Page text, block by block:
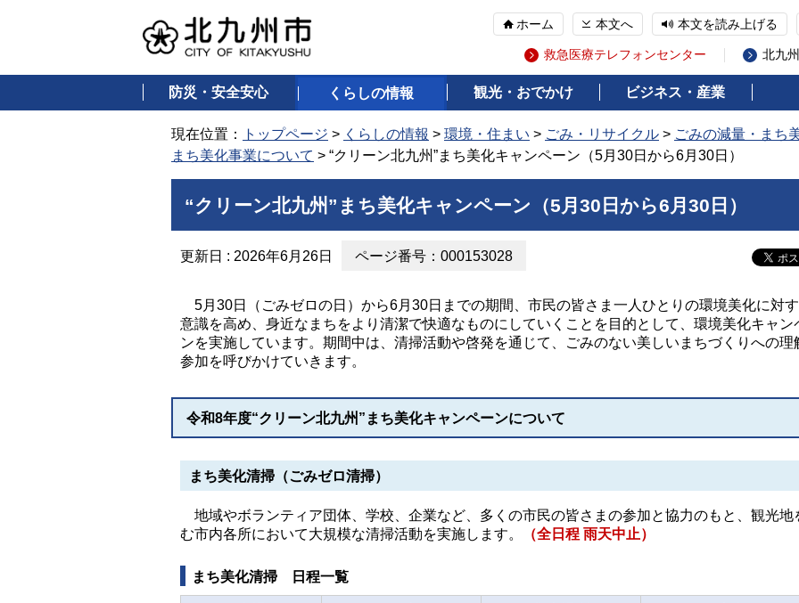
ホーム 本文へ 本文を読み上げる
救急医療テレフォンセンター 北九
防災・安全安心 くらしの情報 観光・おでかけ ビジネス・産業
現在位置： トップページ > くらしの情報 > 環境・住まい > ごみ・リサイクル > ごみの減量・まち
まち美化事業について > “クリーン北九州”まち美化キャンペーン（5月30日から6月30日）
“クリーン北九州”まち美化キャンペーン（5月30日から6月30日）
更新日 : 2026年6月26日 ページ番号：000153028
5月30日（ごみゼロの日）から6月30日までの期間、市民の皆さま一人ひとりの環境美化に対
意識を高め、身近なまちをより清潔で快適なものにしていくことを目的として、環境美化キャン
ンを実施しています。期間中は、清掃活動や啓発を通じて、ごみのない美しいまちづくりへの理
参加を呼びかけていきます。
令和8年度“クリーン北九州”まち美化キャンペーンについて
まち美化清掃（ごみゼロ清掃）
地域やボランティア団体、学校、企業など、多くの市民の皆さまの参加と協力のもと、観光地
む市内各所において大規模な清掃活動を実施します。
（全日程 雨天中止）
まち美化清掃 日程一覧